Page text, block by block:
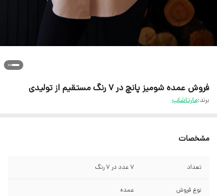
فروش عمده شومیز پانچ در ۷ رنگ مستقیم از تولیدی
برند:مارتاشاپ
مشخصات
تعداد ۷ عدد در ۷ رنگ
نوع فروش عمده